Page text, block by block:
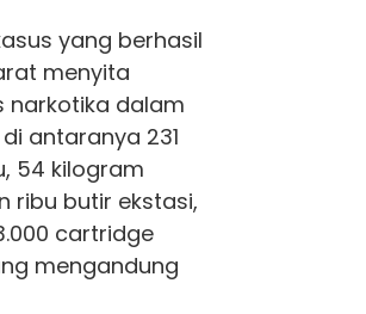
yang berhasil
menyita
narkotika dalam
antaranya 231
54 kilogram
ribu butir ekstasi,
cartridge
mengandung